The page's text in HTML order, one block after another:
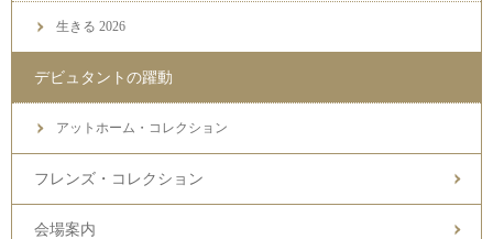
生きる 2026
デビュタントの躍動
アットホーム・コレクション
フレンズ・コレクション
会場案内